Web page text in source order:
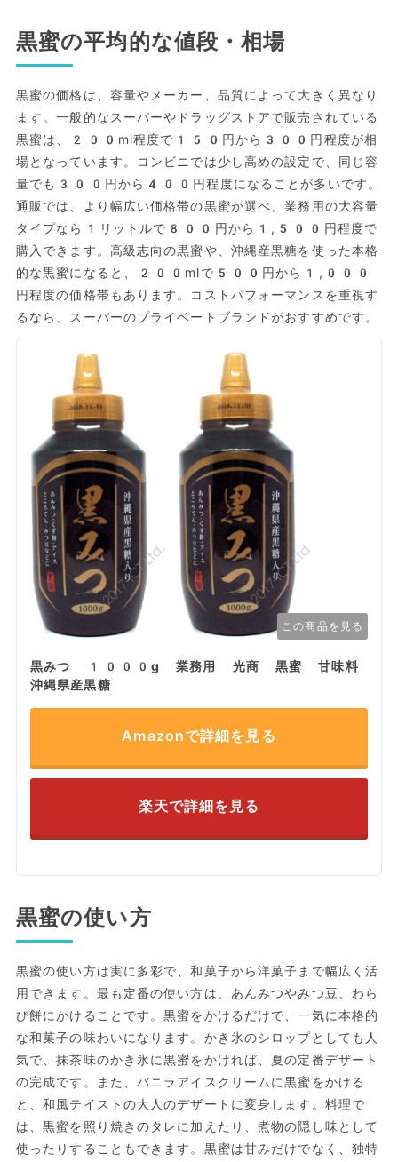
黒蜜の平均的な値段・相場
黒蜜の価格は、容量やメーカー、品質によって大きく異なり
ます。一般的なスーパーやドラッグストアで販売されている
黒蜜は、200ml程度で150円から300円程度が相
場となっています。コンビニでは少し高めの設定で、同じ容
量でも300円から400円程度になることが多いです。
通販では、より幅広い価格帯の黒蜜が選べ、業務用の大容量
タイプなら1リットルで800円から1,500円程度で
購入できます。高級志向の黒蜜や、沖縄産黒糖を使った本格
的な黒蜜になると、200mlで500円から1,000
円程度の価格帯もあります。コストパフォーマンスを重視す
るなら、スーパーのプライベートブランドがおすすめです。
この商品を見る
黒みつ 1000g 業務用 光商 黒蜜 甘味料
沖縄県産黒糖
Amazonで詳細を見る
楽天で詳細を見る
黒蜜の使い方
黒蜜の使い方は実に多彩で、和菓子から洋菓子まで幅広く活
用できます。最も定番の使い方は、あんみつやみつ豆、わら
び餅にかけることです。黒蜜をかけるだけで、一気に本格的
な和菓子の味わいになります。かき氷のシロップとしても人
気で、抹茶味のかき氷に黒蜜をかければ、夏の定番デザート
の完成です。また、バニラアイスクリームに黒蜜をかける
と、和風テイストの大人のデザートに変身します。料理で
は、黒蜜を照り焼きのタレに加えたり、煮物の隠し味として
使ったりすることもできます。黒蜜は甘みだけでなく、独特